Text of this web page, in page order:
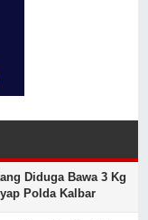
Diduga Bawa 3 Kg
Polda Kalbar